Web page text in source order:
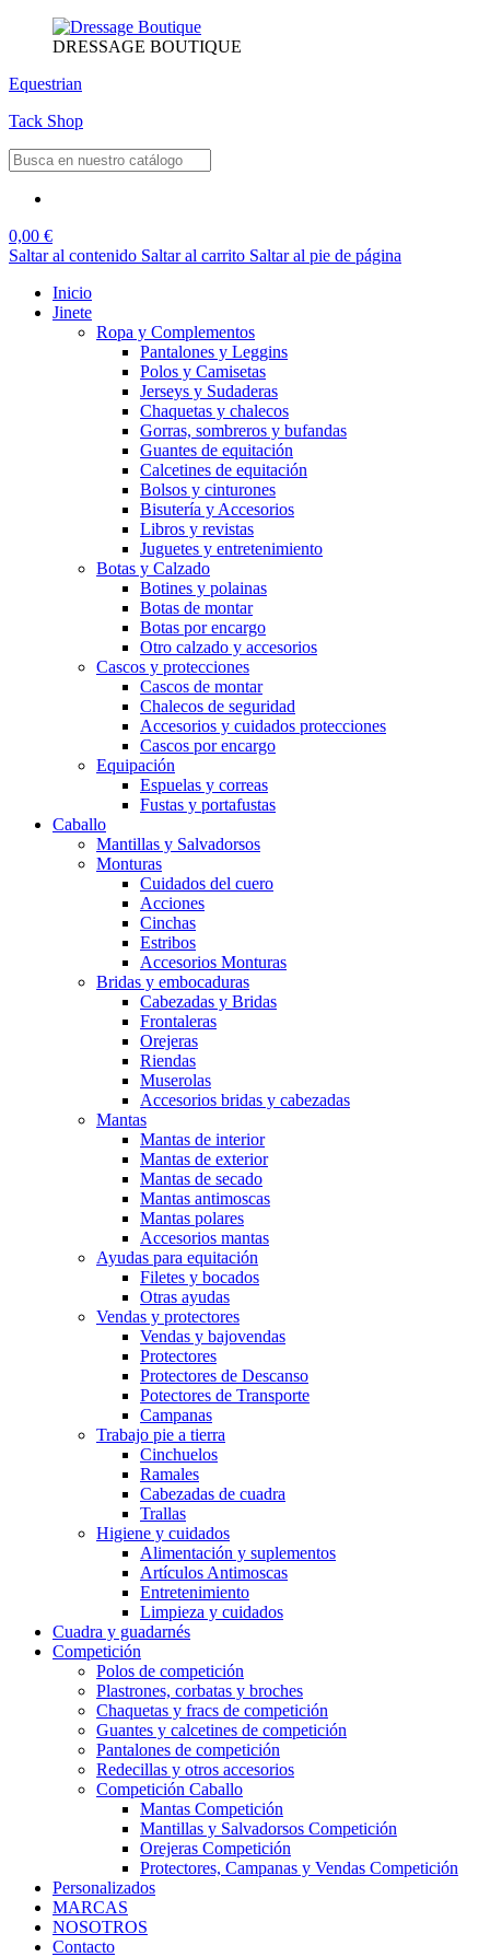
DRESSAGE BOUTIQUE
Equestrian
Tack Shop
0,00 €
Saltar al contenido Saltar al carrito Saltar al pie de página
Inicio
Jinete
Ropa y Complementos
Pantalones y Leggins
Polos y Camisetas
Jerseys y Sudaderas
Chaquetas y chalecos
Gorras, sombreros y bufandas
Guantes de equitación
Calcetines de equitación
Bolsos y cinturones
Bisutería y Accesorios
Libros y revistas
Juguetes y entretenimiento
Botas y Calzado
Botines y polainas
Botas de montar
Botas por encargo
Otro calzado y accesorios
Cascos y protecciones
Cascos de montar
Chalecos de seguridad
Accesorios y cuidados protecciones
Cascos por encargo
Equipación
Espuelas y correas
Fustas y portafustas
Caballo
Mantillas y Salvadorsos
Monturas
Cuidados del cuero
Acciones
Cinchas
Estribos
Accesorios Monturas
Bridas y embocaduras
Cabezadas y Bridas
Frontaleras
Orejeras
Riendas
Muserolas
Accesorios bridas y cabezadas
Mantas
Mantas de interior
Mantas de exterior
Mantas de secado
Mantas antimoscas
Mantas polares
Accesorios mantas
Ayudas para equitación
Filetes y bocados
Otras ayudas
Vendas y protectores
Vendas y bajovendas
Protectores
Protectores de Descanso
Potectores de Transporte
Campanas
Trabajo pie a tierra
Cinchuelos
Ramales
Cabezadas de cuadra
Trallas
Higiene y cuidados
Alimentación y suplementos
Artículos Antimoscas
Entretenimiento
Limpieza y cuidados
Cuadra y guadarnés
Competición
Polos de competición
Plastrones, corbatas y broches
Chaquetas y fracs de competición
Guantes y calcetines de competición
Pantalones de competición
Redecillas y otros accesorios
Competición Caballo
Mantas Competición
Mantillas y Salvadorsos Competición
Orejeras Competición
Protectores, Campanas y Vendas Competición
Personalizados
MARCAS
NOSOTROS
Contacto